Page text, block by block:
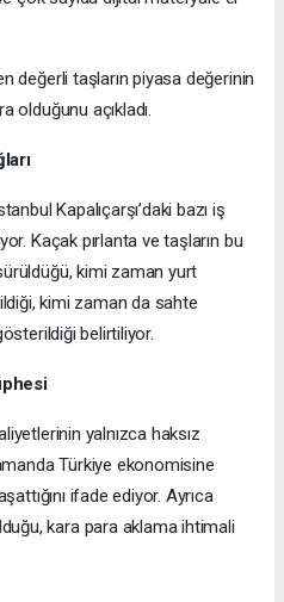
değerli taşların piyasa değerinin
olduğunu açıkladı.
Kapalıçarşı’daki bazı iş
Kaçak pırlanta ve taşların bu
kimi zaman yurt
kimi zaman da sahte
belirtiliyor.
yalnızca haksız
Türkiye ekonomisine
ifade ediyor. Ayrıca
kara para aklama ihtimali